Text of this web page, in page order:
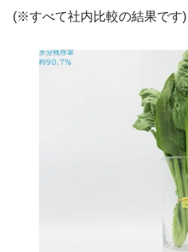
(※すべて社内比較の結果です)